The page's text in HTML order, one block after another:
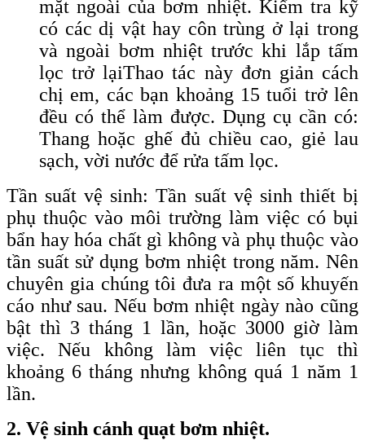
mặt ngoài của bơm nhiệt. Kiểm tra kỹ
có các dị vật hay côn trùng ở lại trong
và ngoài bơm nhiệt trước khi lắp tấm
lọc trở lạiThao tác này đơn giản cách
chị em, các bạn khoảng 15 tuổi trở lên
đều có thể làm được. Dụng cụ cần có:
Thang hoặc ghế đủ chiều cao, giẻ lau
sạch, vời nước để rửa tấm lọc.
Tần suất vệ sinh: Tần suất vệ sinh thiết bị
phụ thuộc vào môi trường làm việc có bụi
bẩn hay hóa chất gì không và phụ thuộc vào
tần suất sử dụng bơm nhiệt trong năm. Nên
chuyên gia chúng tôi đưa ra một số khuyến
cáo như sau. Nếu bơm nhiệt ngày nào cũng
bật thì 3 tháng 1 lần, hoặc 3000 giờ làm
việc. Nếu không làm việc liên tục thì
khoảng 6 tháng nhưng không quá 1 năm 1
lần.
2. Vệ sinh cánh quạt bơm nhiệt.